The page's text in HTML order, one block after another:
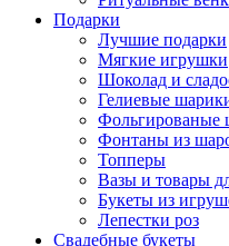
Подарки
Лучшие подарки
Мягкие игрушки
Шоколад и
Гелиевые
Фольгированые
Фонтаны из
Топперы
Вазы и товары
Букеты из
Лепестки роз
Свадебные букеты